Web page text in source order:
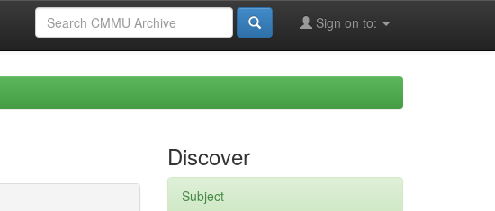
Sign on to:
Discover
Subject